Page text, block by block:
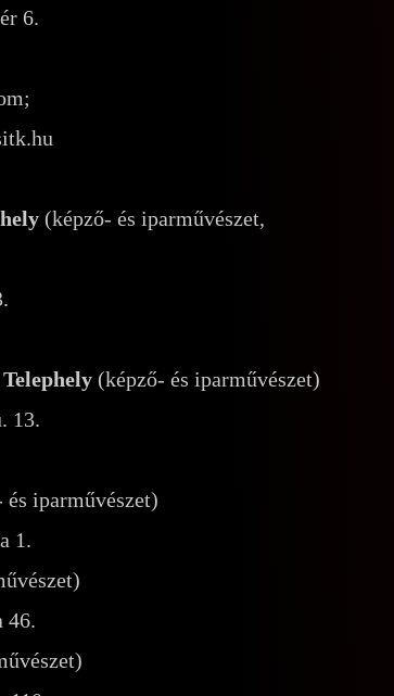
6.
(képző- és iparművészet,
(képző- és iparművészet)
13.
és iparművészet)
1.
46.